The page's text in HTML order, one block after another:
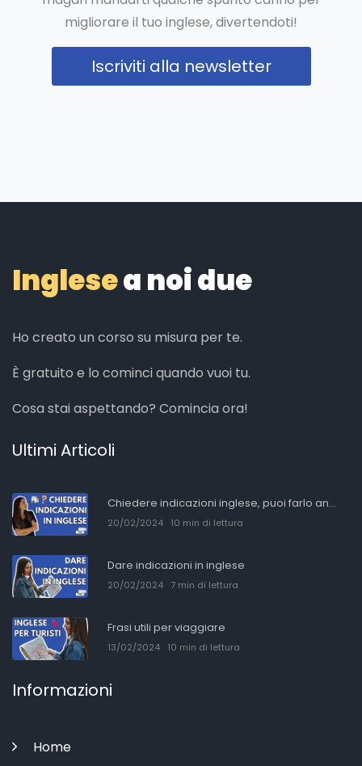
migliorare il tuo inglese, divertendoti!
Iscriviti alla newsletter
Inglesea noi due
Ho creato un corso su misura per te.
È gratuito e lo cominci quando vuoi tu.
Cosa stai aspettando? Comincia ora!
Ultimi Articoli
Chiedere indicazioni inglese, puoi farlo an...
20/02/2024 10 min di lettura
Dare indicazioni in inglese
20/02/2024 7 min di lettura
Frasi utili per viaggiare
13/02/2024 10 min di lettura
Informazioni
Home